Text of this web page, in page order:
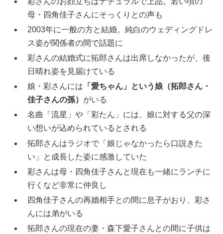
母・四角佳子さんにそっくりとの声も
2003年に一般の方と結婚。純白のウェディングドレ
ス姿が関係者の間で話題に
彩さんの結婚式に拓郎さんは出席しなかったが、後
日晴れ姿を見届けている
娘・彩さんには 「愛ちゃん」という娘（拓郎さん・
佳子さんの孫） がいる
名曲「流星」や「彩たん」には、娘に対する父の深
い想いが込められているとされる
拓郎さんはラジオで「娘じゃなかったら口説きた
い」と成長した姿に感激していた
彩さんは母・四角佳子さんと現在も一緒にランチに
行くなど非常に仲良し
四角佳子さんの再婚相手との間に息子がおり、彩さ
んには弟がいる
拓郎さんの現在の妻・森下愛子さんとの間に子供は